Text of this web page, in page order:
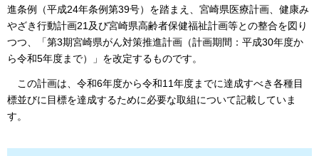
進条例（平成24年条例第39号）を踏まえ、宮崎県医療計画、健康み
やざき行動計画21及び宮崎県高齢者保健福祉計画等との整合を図り
つつ、「第3期宮崎県がん対策推進計画（計画期間：平成30年度か
ら令和5年度まで）」を改定するものです。
こ の計画は、令和6年度から令和11年度までに達成すべき各種目
標並びに目標を達成するために必要な取組について記載していま
す。